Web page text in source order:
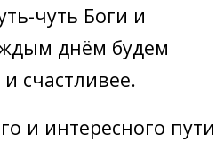
чуть Боги и
днём будем
счастливее.
и интересного пути